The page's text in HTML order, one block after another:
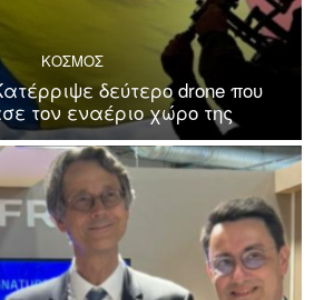
ΚΟΣΜΟΣ
δεύτερο drone που
τον εναέριο χώρο της